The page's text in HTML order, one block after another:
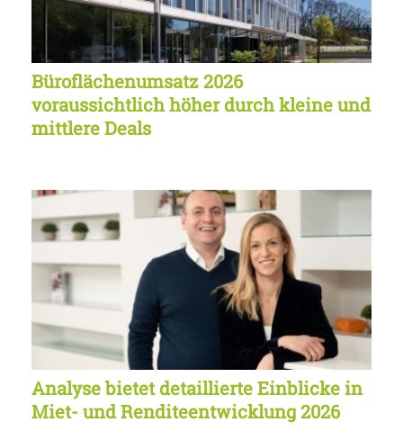
Büroflächenumsatz 2026
voraussichtlich höher durch kleine und
mittlere Deals
Analyse bietet detaillierte Einblicke in
Miet- und Renditeentwicklung 2026